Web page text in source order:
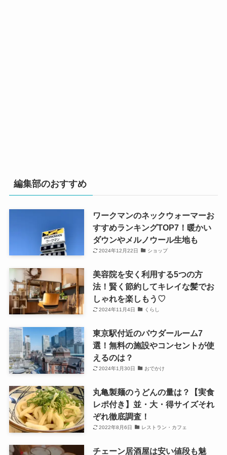
編集部のおすすめ
ワークマンのネックウォーマーお
すすめランキングTOP7！暖かい
ダウンやメルノウール生地も
2024年12月22日 ショップ
美容院を安く利用する5つの方
法！賢く節約してキレイな髪でお
しゃれを楽しもう♡
2024年11月4日 くらし
東京駅付近のパウダールーム7
選！無料の施設やコンセントが使
えるのは？
2024年1月30日 おでかけ
丸亀製麺のうどんの量は？【実食
レポ付き】並・大・得サイズそれ
ぞれ徹底調査！
2022年8月6日 レストラン・カフェ
チェーン居酒屋は安い値段も魅